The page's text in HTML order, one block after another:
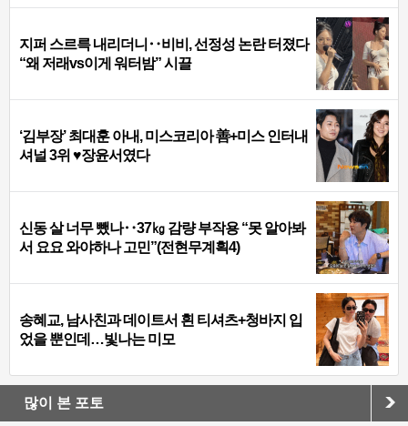
지퍼 스르륵 내리더니‥비비, 선정성 논란 터졌다
“왜 저래vs이게 워터밤” 시끌
‘김부장’ 최대훈 아내, 미스코리아 善+미스 인터내
셔널 3위 ♥장윤서였다
신동 살 너무 뺐나‥37㎏ 감량 부작용 “못 알아봐
서 요요 와야하나 고민”(전현무계획4)
송혜교, 남사친과 데이트서 흰 티셔츠+청바지 입
었을 뿐인데…빛나는 미모
많이 본 포토